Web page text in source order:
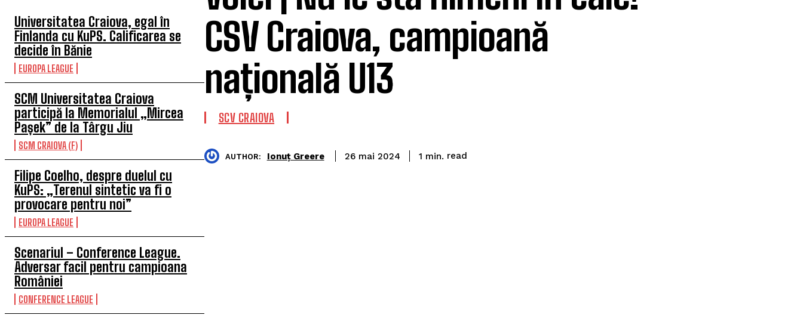
Universitatea Craiova, egal în
Finlanda cu KuPS. Calificarea se
decide în Bănie
EUROPA LEAGUE
SCM Universitatea Craiova
participă la Memorialul „Mircea
Pașek” de la Târgu Jiu
SCM CRAIOVA (F)
Filipe Coelho, despre duelul cu
KuPS: „Terenul sintetic va fi o
provocare pentru noi”
EUROPA LEAGUE
Scenariul – Conference League.
Adversar facil pentru campioana
României
CONFERENCE LEAGUE
CSV Craiova, campioană
națională U13
SCV CRAIOVA
AUTHOR: Ionuț Greere 26 mai 2024 1 min. read